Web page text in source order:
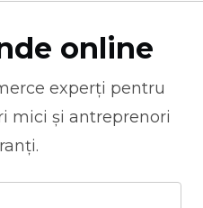
online
experți pentru
mici și antreprenori